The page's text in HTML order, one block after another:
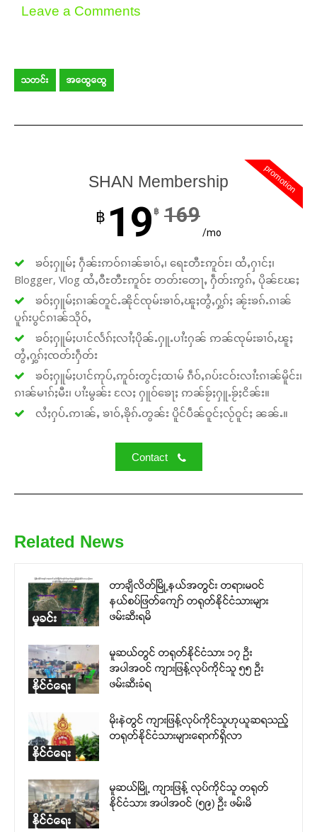
Leave a Comments
သတင်း အထွေထွေ
promotion
SHAN Membership
฿ 19 ฿ 169
/mo
ၶဝ်ႈႁူမ်ႈ ႁဵၼ်းဢဝ်ၵၢၼ်ၶၢဝ်ႇ၊ ရေႊတီႊဢူဝ်ႊ၊ ထႆႇႁၢင်ႈ၊
Blogger, Vlog ထႆႇဝီႊတီႊဢူဝ်ႊ တတ်းတေႃႇ ႁဵတ်းဢွၵ်ႇ ပိုၼ်ၽႄႈ
ၶဝ်ႈႁူမ်ႈၵၢၼ်တူင်ႉၼိုင်ၸုမ်းၶၢဝ်ႇၽူႈတွႆႇႁွၵ်ႈ ၼႂ်းၶၵ်ႉၵၢၼ်
ပူၵ်းပွင်ၵၢၼ်သိုဝ်ႇ
ၶဝ်ႈႁူမ်ႈပၢင်လႅၵ်ႈလၢႆႈပိုၼ်ႉႁူႉပၢႆးႁၼ် ဢၼ်ၸုမ်းၶၢဝ်ႇၽူႈ
တွႆႇႁွၵ်ႈၸတ်းႁဵတ်း
ၶဝ်ႈႁူမ်ႈပၢင်ဢုပ်ႇဢူဝ်းတွင်ႈထၢမ် ၵဵဝ်ႇၵပ်းငဝ်းလၢႆးၵၢၼ်မိူင်း၊
ၵၢၼ်မၢၵ်ႈမီး၊ ပၢႆးမွၼ်း လႄႈ ႁူဝ်ၶေႃႈ ဢၼ်ၶႂ်ႈႁူႉၶႂ်ႈငိၼ်း။
လႆႈႁပ်ႉဢၢၼ်ႇ ၶၢဝ်ႇၶိုၵ်ႉတွၼ်း ပိူင်ပဵၼ်ဝူင်ႈလႂ်ဝူင်ႈ ၼၼ်ႉ။
Contact
Related News
မှုခင်း
တာချီလိတ်မြို့နယ်အတွင်း တရားမဝင်
နယ်စပ်ဖြတ်ကျော် တရုတ်နိုင်ငံသားများ
ဖမ်းဆီးရမိ
နိုင်ငံရေး
မူဆယ်တွင် တရုတ်နိုင်ငံသား ၁၇ ဦး
အပါအဝင် ကျားဖြန့်လုပ်ကိုင်သူ ၅၅ ဦး
ဖမ်းဆီးခံရ
နိုင်ငံရေး
မိုးနဲတွင် ကျားဖြန့်လုပ်ကိုင်သူဟုယူဆရသည့်
တရုတ်နိုင်ငံသားများရောက်ရှိလာ
နိုင်ငံရေး
မူဆယ်မြို့ ကျားဖြန့် လုပ်ကိုင်သူ တရုတ်
နိုင်ငံသား အပါအဝင် (၅၉) ဦး ဖမ်းမိ